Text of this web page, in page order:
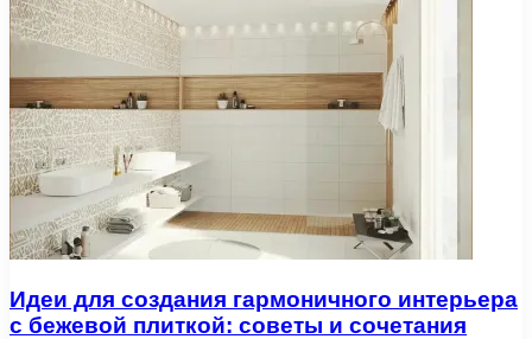
Идеи для создания гармоничного интерьера
с бежевой плиткой: советы и сочетания